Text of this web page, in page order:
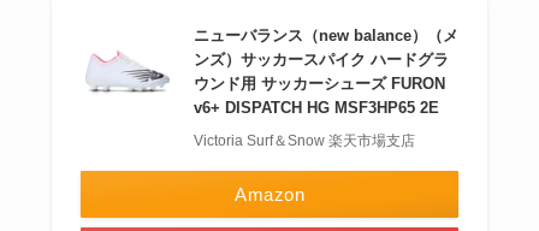
ニューバランス（new balance）（メ
ンズ）サッカースパイク ハードグラ
ウンド用 サッカーシューズ FURON
v6+ DISPATCH HG MSF3HP65 2E
Victoria Surf＆Snow 楽天市場支店
Amazon